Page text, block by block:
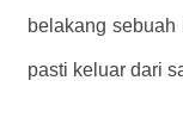
belakang
pasti keluar dari